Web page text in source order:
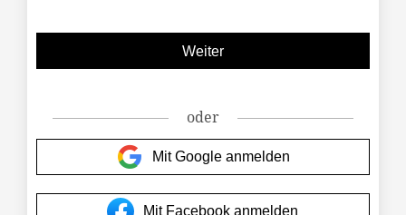
oder
Mit Google anmelden
Mit Facebook anmelden